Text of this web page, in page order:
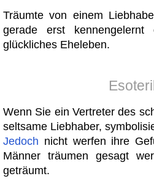
Träumte von einem
gerade erst
glückliches Eheleben.
Wenn Sie ein Vertreter des
seltsame Liebhaber,
Jedoch nicht werfen ihre
Männer träumen gesagt
geträumt.